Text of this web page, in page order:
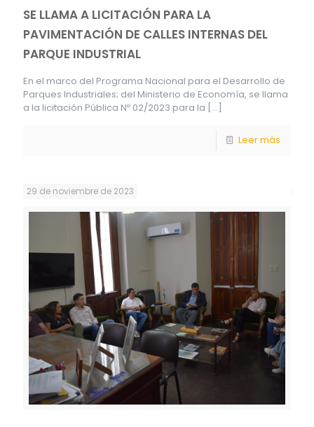
SE LLAMA A LICITACIÓN PARA LA
PAVIMENTACIÓN DE CALLES INTERNAS DEL
PARQUE INDUSTRIAL
En el marco del Programa Nacional para el Desarrollo de
Parques Industriales; del Ministerio de Economía, se llama
a la licitación Pública Nº 02/2023 para la […]
Leer más
29 de noviembre de 2023